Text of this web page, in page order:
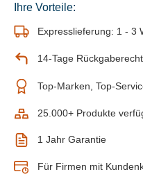
Ihre Vorteile:
Expresslieferung: 1 - 3
14-Tage
Top-Marken, Top-
25.000+ Produkte
1 Jahr Garantie
Für Firmen mit